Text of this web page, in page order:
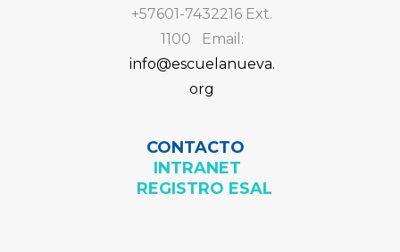
+57601-7432216 Ext.
1100 Email:
info@escuelanueva.
org
CONTACTO
INTRANET
REGISTRO ESAL